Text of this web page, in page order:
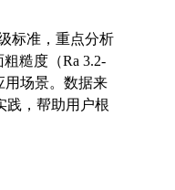
标准，重点分析
糙度（Ra 3.2-
用场景。数据来
践，帮助用户根